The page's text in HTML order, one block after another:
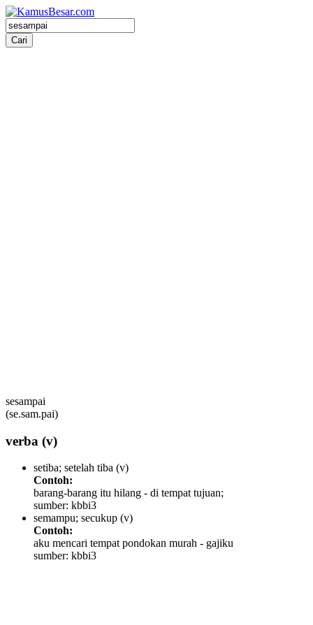
sesampai
(se.sam.pai)
verba (v)
setiba; setelah tiba (v)
Contoh:
barang-barang itu hilang - di tempat tujuan;
sumber: kbbi3
semampu; secukup (v)
Contoh:
aku mencari tempat pondokan murah - gajiku
sumber: kbbi3